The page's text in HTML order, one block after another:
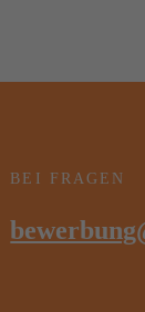
BEI FRAGEN